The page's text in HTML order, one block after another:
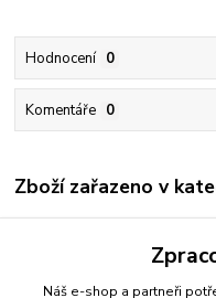
Hodnocení 0
Komentáře 0
Zboží zařazeno v
Renesans
Olejové barvy jednotlivě
Náš e-shop a partneři